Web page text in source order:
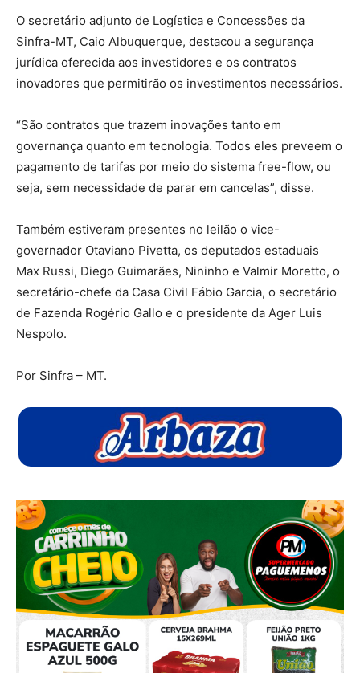
O secretário adjunto de Logística e Concessões da
Sinfra-MT, Caio Albuquerque, destacou a segurança
jurídica oferecida aos investidores e os contratos
inovadores que permitirão os investimentos necessários.
“São contratos que trazem inovações tanto em
governança quanto em tecnologia. Todos eles preveem o
pagamento de tarifas por meio do sistema free-flow, ou
seja, sem necessidade de parar em cancelas”, disse.
Também estiveram presentes no leilão o vice-
governador Otaviano Pivetta, os deputados estaduais
Max Russi, Diego Guimarães, Nininho e Valmir Moretto, o
secretário-chefe da Casa Civil Fábio Garcia, o secretário
de Fazenda Rogério Gallo e o presidente da Ager Luis
Nespolo.
Por Sinfra – MT.